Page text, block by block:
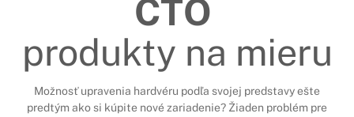
CTO
produkty na mieru
Možnosť upravenia hardvéru podľa svojej predstavy ešte
predtým ako si kúpite nové zariadenie? Žiaden problém pre